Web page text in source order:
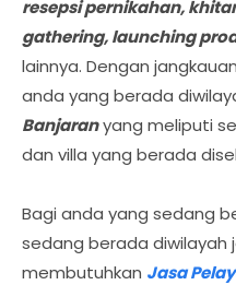
resepsi pernikahan,
gathering, launching
lainnya. Dengan
anda yang berada
Banjaranyang meliputi
dan villa yang berada
Bagi anda yang sedang
sedang berada diwilayah
membutuhkan Jasa